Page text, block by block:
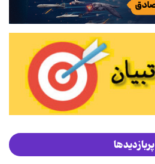
پربازدیدها